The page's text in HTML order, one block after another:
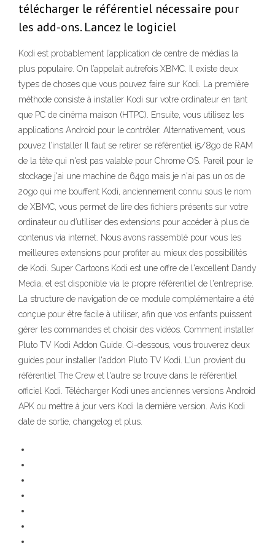
télécharger le référentiel nécessaire pour
les add-ons. Lancez le logiciel
Kodi est probablement l’application de centre de médias la
plus populaire. On l’appelait autrefois XBMC. Il existe deux
types de choses que vous pouvez faire sur Kodi. La première
méthode consiste à installer Kodi sur votre ordinateur en tant
que PC de cinéma maison (HTPC). Ensuite, vous utilisez les
applications Android pour le contrôler. Alternativement, vous
pouvez l’installer Il faut se retirer se référentiel i5/8go de RAM
de la tête qui n'est pas valable pour Chrome OS. Pareil pour le
stockage j'ai une machine de 64go mais je n'ai pas un os de
20go qui me bouffent Kodi, anciennement connu sous le nom
de XBMC, vous permet de lire des fichiers présents sur votre
ordinateur ou d’utiliser des extensions pour accéder à plus de
contenus via internet. Nous avons rassemblé pour vous les
meilleures extensions pour profiter au mieux des possibilités
de Kodi. Super Cartoons Kodi est une offre de l'excellent Dandy
Media, et est disponible via le propre référentiel de l'entreprise.
La structure de navigation de ce module complémentaire a été
conçue pour être facile à utiliser, afin que vos enfants puissent
gérer les commandes et choisir des vidéos. Comment installer
Pluto TV Kodi Addon Guide. Ci-dessous, vous trouverez deux
guides pour installer l'addon Pluto TV Kodi. L'un provient du
référentiel The Crew et l'autre se trouve dans le référentiel
officiel Kodi. Télécharger Kodi unes anciennes versions Android
APK ou mettre à jour vers Kodi la dernière version. Avis Kodi
date de sortie, changelog et plus.